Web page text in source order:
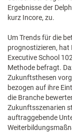
Ergebnisse der
kurz Incore, zu.
Um Trends für die
prognostizieren, hat
Executive School
Methode befragt.
Zukunftsthesen
bezogen auf ihre
die Branche
Zukunftsszenarien
auftraggebende